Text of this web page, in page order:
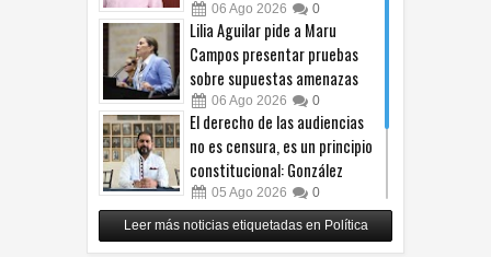
06 Ago 2026 0
Lilia Aguilar pide a Maru
Campos presentar pruebas
sobre supuestas amenazas
06 Ago 2026 0
El derecho de las audiencias
no es censura, es un principio
constitucional: González
05 Ago 2026 0
Relanza Villalobos programa
de afiliación del PRI en
Leer más noticias etiquetadas en Política